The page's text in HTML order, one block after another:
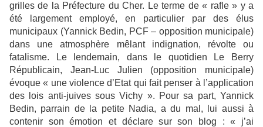
grilles de la Préfecture du Cher. Le terme de « rafle » y a
été largement employé, en particulier par des élus
municipaux (Yannick Bedin, PCF – opposition municipale)
dans une atmosphère mêlant indignation, révolte ou
fatalisme. Le lendemain, dans le quotidien Le Berry
Républicain, Jean-Luc Julien (opposition municipale)
évoque « une violence d’Etat qui fait penser à l’application
des lois anti-juives sous Vichy ». Pour sa part, Yannick
Bedin, parrain de la petite Nadia, a du mal, lui aussi à
contenir son émotion et déclare sur son blog : « j’ai